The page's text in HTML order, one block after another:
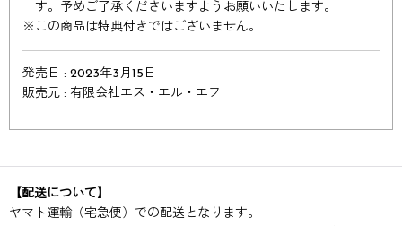
す。予めご了承くださいますようお願いいたします。
※ この商品は特典付きではございません。
発売日 : 2023年3月15日
販売元 : 有限会社エス・エル・エフ
【配送について】
ヤマト運輸（宅急便）での配送となります。